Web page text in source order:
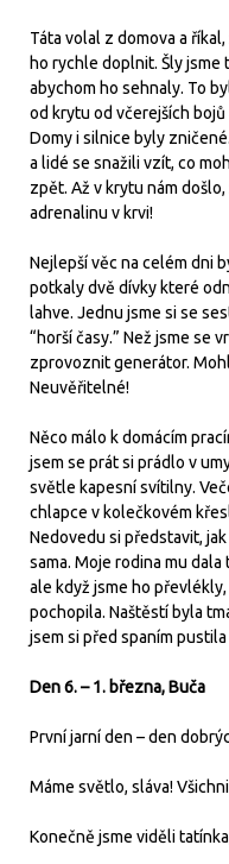
Táta volal z domova a
ho rychle doplnit. Šly
abychom ho sehnaly. To
od krytu od včerejších
Domy i silnice byly
a lidé se snažili vzít, co
zpět. Až v krytu nám
adrenalinu v krvi!
Nejlepší věc na celém dni
potkaly dvě dívky které
lahve. Jednu jsme si se
“horší časy.” Než jsme se
zprovoznit generátor.
Neuvěřitelné!
Něco málo k domácím
jsem se prát si prádlo v
světle kapesní svítilny.
chlapce v kolečkovém
Nedovedu si představit,
sama. Moje rodina mu
ale když jsme ho
pochopila. Naštěstí byla
jsem si před spaním
Den 6. – 1. března, Buča
První jarní den – den
Máme světlo, sláva!
Konečně jsme viděli